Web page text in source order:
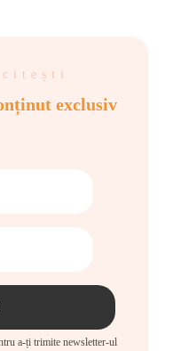
citești
exclusiv
a-ți trimite newsletter-ul